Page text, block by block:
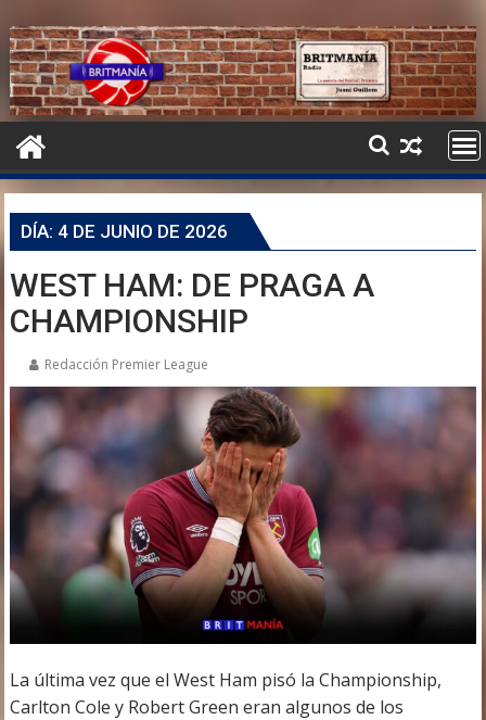
DÍA: 4 DE JUNIO DE 2026
WEST HAM: DE PRAGA A
CHAMPIONSHIP
Redacción Premier League
La última vez que el West Ham pisó la Championship,
Carlton Cole y Robert Green eran algunos de los